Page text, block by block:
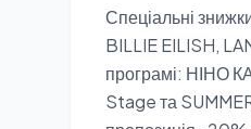
Спеціальні
BILLIE EILISH,
програмі: НІНО
Stage та